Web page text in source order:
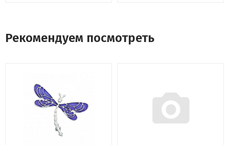
Рекомендуем посмотреть